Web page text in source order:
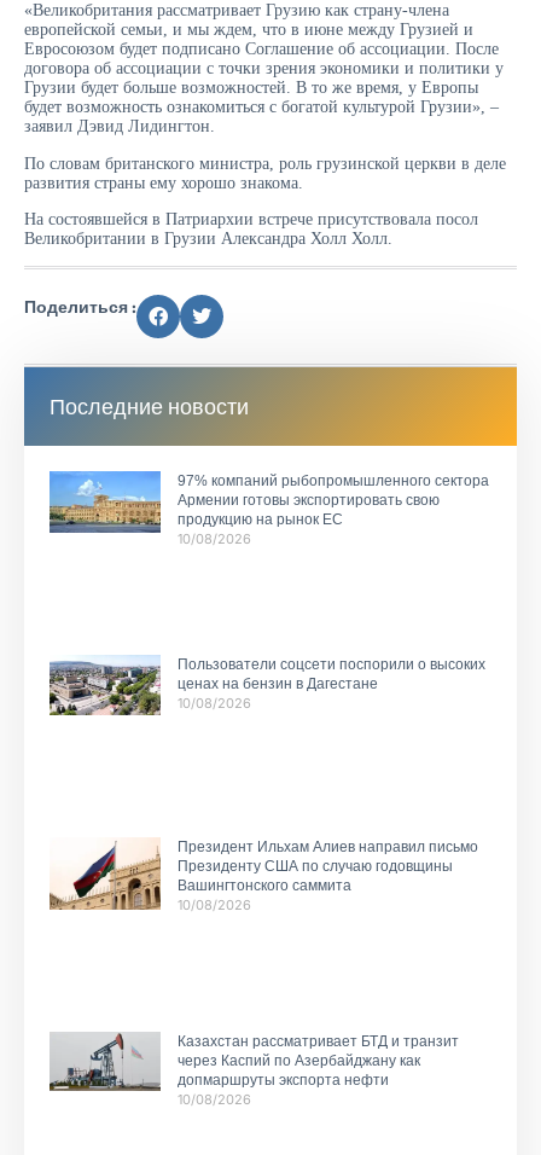
«Великобритания рассматривает Грузию как страну-члена
европейской семьи, и мы ждем, что в июне между Грузией и
Евросоюзом будет подписано Соглашение об ассоциации. После
договора об ассоциации с точки зрения экономики и политики у
Грузии будет больше возможностей. В то же время, у Европы
будет возможность ознакомиться с богатой культурой Грузии», –
заявил Дэвид Лидингтон.
По словам британского министра, роль грузинской церкви в деле
развития страны ему хорошо знакома.
На состоявшейся в Патриархии встрече присутствовала посол
Великобритании в Грузии Александра Холл Холл.
Поделиться :
Последние новости
97% компаний рыбопромышленного сектора
Армении готовы экспортировать свою
продукцию на рынок ЕС
10/08/2026
Пользователи соцсети поспорили о высоких
ценах на бензин в Дагестане
10/08/2026
Президент Ильхам Алиев направил письмо
Президенту США по случаю годовщины
Вашингтонского саммита
10/08/2026
Казахстан рассматривает БТД и транзит
через Каспий по Азербайджану как
допмаршруты экспорта нефти
10/08/2026